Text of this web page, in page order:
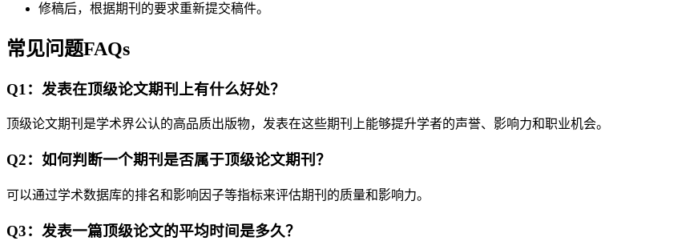
修稿后，根据期刊的要求重新提交稿件。
常见问题FAQs
Q1：发表在顶级论文期刊上有什么好处？
顶级论文期刊是学术界公认的高品质出版物，发表在这些期刊上能够提升学者的声誉、影响力和职业机会。
Q2：如何判断一个期刊是否属于顶级论文期刊？
可以通过学术数据库的排名和影响因子等指标来评估期刊的质量和影响力。
Q3：发表一篇顶级论文的平均时间是多久？